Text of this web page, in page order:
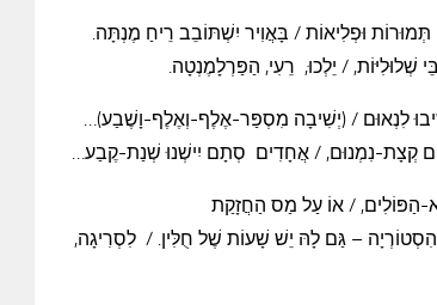
תְּמוּרוֹת וּפְלִיאוֹת / בָּאֲוִיר יִשְׁתּוֹבֵב רֵיחַ מֶנְתָּה.
שְׁלוּלִיּוֹת, / יֵלְכוּ, רֵעִי, הַפַּרְלָמֶנְטָה.
לִנְאוּם / (יְשִׁיבָה מִסְפַּר-אֶלֶף-וְאֶלֶף-וָשֶׁבַע)…
קְצָת-נִמְנוּם, / אֲחָדִים סְתָם יִישְׁנוּ שְׁנַת-קֶבַע…
הַפּוֹלִים, / אוֹ עַל מַס הַחֲזָקַת
– גַּם לָהּ יֵשׁ שָׁעוֹת שֶׁל חֻלִּין. / לִסְרִיגָה,